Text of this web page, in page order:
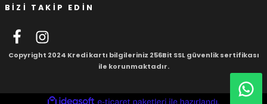
BİZİ TAKİP EDİN
Copyright 2024 Kredi kartı bilgileriniz 256Bit SSL güvenlik sertifikası
ile korunmaktadır.
ideasoft e-